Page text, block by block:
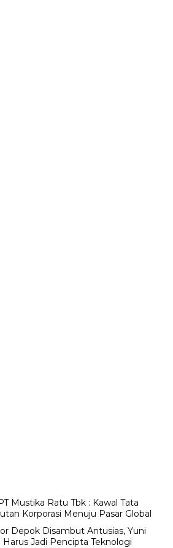
Mustika Ratu Tbk : Kawal Tata
Korporasi Menuju Pasar Global
Depok Disambut Antusias, Yuni
Jadi Pencipta Teknologi